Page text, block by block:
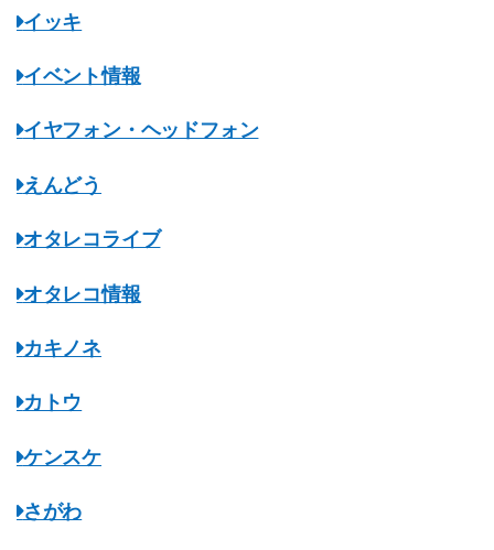
イッキ
イベント情報
イヤフォン・ヘッドフォン
えんどう
オタレコライブ
オタレコ情報
カキノネ
カトウ
ケンスケ
さがわ